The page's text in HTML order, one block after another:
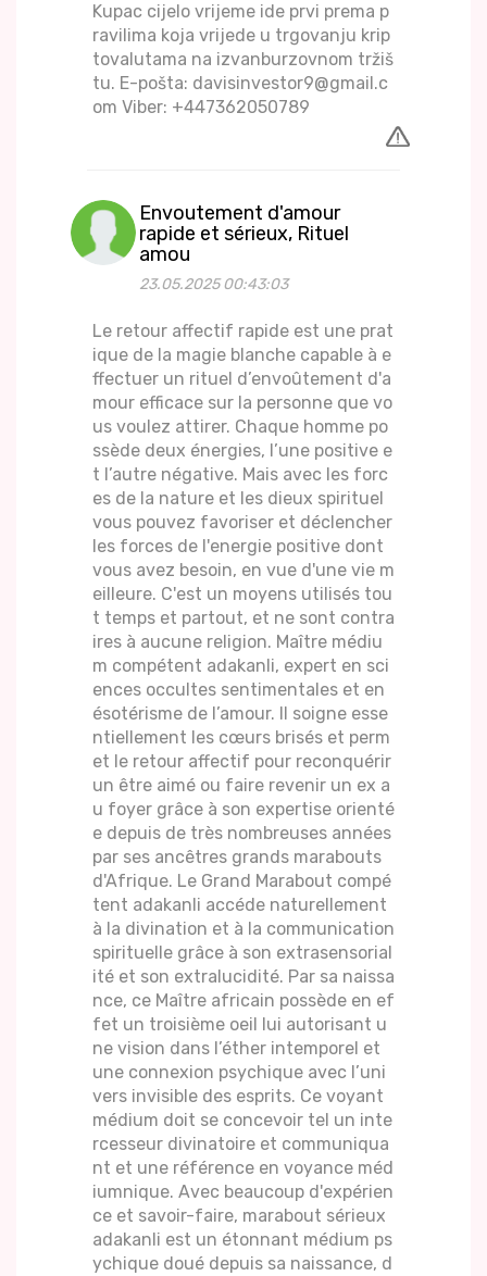
Kupac cijelo vrijeme ide prvi prema p
ravilima koja vrijede u trgovanju krip
tovalutama na izvanburzovnom tržiš
tu. E-pošta: davisinvestor9@gmail.c
om Viber: +447362050789
Envoutement d'amour
rapide et sérieux, Rituel
amou
23.05.2025 00:43:03
Le retour affectif rapide est une prat
ique de la magie blanche capable à e
ffectuer un rituel d’envoûtement d'a
mour efficace sur la personne que vo
us voulez attirer. Chaque homme po
ssède deux énergies, l’une positive e
t l’autre négative. Mais avec les forc
es de la nature et les dieux spirituel
vous pouvez favoriser et déclencher
les forces de l'energie positive dont
vous avez besoin, en vue d'une vie m
eilleure. C'est un moyens utilisés tou
t temps et partout, et ne sont contra
ires à aucune religion. Maître médiu
m compétent adakanli, expert en sci
ences occultes sentimentales et en
ésotérisme de l’amour. Il soigne esse
ntiellement les cœurs brisés et perm
et le retour affectif pour reconquérir
un être aimé ou faire revenir un ex a
u foyer grâce à son expertise orienté
e depuis de très nombreuses années
par ses ancêtres grands marabouts
d'Afrique. Le Grand Marabout compé
tent adakanli accéde naturellement
à la divination et à la communication
spirituelle grâce à son extrasensorial
ité et son extralucidité. Par sa naissa
nce, ce Maître africain possède en ef
fet un troisième oeil lui autorisant u
ne vision dans l’éther intemporel et
une connexion psychique avec l’uni
vers invisible des esprits. Ce voyant
médium doit se concevoir tel un inte
rcesseur divinatoire et communiqua
nt et une référence en voyance méd
iumnique. Avec beaucoup d'expérien
ce et savoir-faire, marabout sérieux
adakanli est un étonnant médium ps
ychique doué depuis sa naissance, d